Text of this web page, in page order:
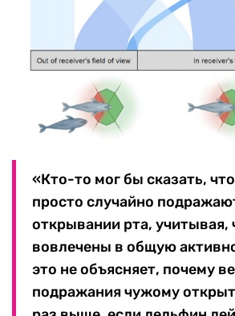
«Кто-то мог бы сказать,
просто случайно
открывании рта, учитывая,
вовлечены в общую
это не объясняет, почему
подражания чужому